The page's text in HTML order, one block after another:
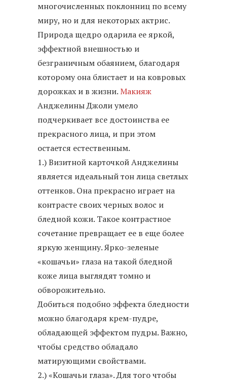
многочисленных поклонниц по всему
миру, но и для некоторых актрис.
Природа щедро одарила ее яркой,
эффектной внешностью и
безграничным обаянием, благодаря
которому она блистает и на ковровых
дорожках и в жизни.Макияж
Анджелины Джоли умело
подчеркивает все достоинства ее
прекрасного лица, и при этом
остается естественным.
1.) Визитной карточкой Анджелины
является идеальный тон лица светлых
оттенков. Она прекрасно играет на
контрасте своих черных волос и
бледной кожи. Такое контрастное
сочетание превращает ее в еще более
яркую женщину. Ярко-зеленые
«кошачьи» глаза на такой бледной
коже лица выглядят томно и
обворожительно.
Добиться подобно эффекта бледности
можно благодаря крем-пудре,
обладающей эффектом пудры. Важно,
чтобы средство обладало
матирующими свойствами.
2.) «Кошачьи глаза». Для того чтобы